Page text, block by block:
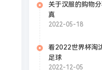
关于汉服的购物
真
2022-05-18
看2022世界杯淘
足球
2022-12-05